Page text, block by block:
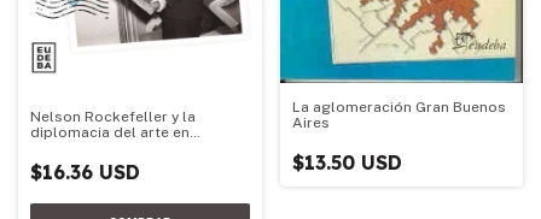
Nelson Rockefeller y la
diplomacia del arte en
$16.36 USD
La aglomeración Gran Buenos
Aires
$13.50 USD